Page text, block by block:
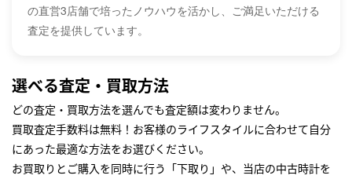
の直営3店舗で培ったノウハウを活かし、ご満足いただける
査定を提供しています。
選べる査定・買取方法
どの査定・買取方法を選んでも査定額は変わりません。
買取査定手数料は無料！お客様のライフスタイルに合わせて自分
にあった最適な方法をお選びください。
お買取りとご購入を同時に行う「下取り」や、当店の中古時計を